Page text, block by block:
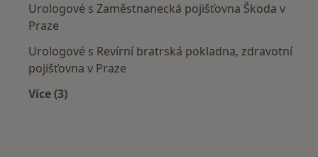
Urologové s Zaměstnanecká pojišťovna Škoda v
Praze
Urologové s Revírní bratrská pokladna, zdravotní
pojišťovna v Praze
Více (3)